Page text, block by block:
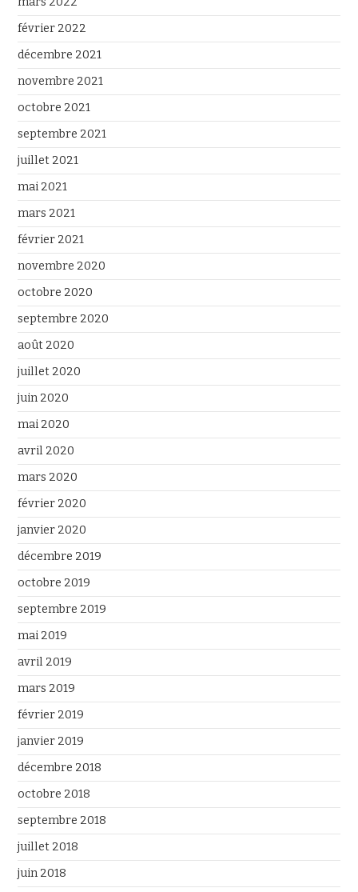
février 2022
décembre 2021
novembre 2021
octobre 2021
septembre 2021
juillet 2021
mai 2021
mars 2021
février 2021
novembre 2020
octobre 2020
septembre 2020
août 2020
juillet 2020
juin 2020
mai 2020
avril 2020
mars 2020
février 2020
janvier 2020
décembre 2019
octobre 2019
septembre 2019
mai 2019
avril 2019
mars 2019
février 2019
janvier 2019
décembre 2018
octobre 2018
septembre 2018
juillet 2018
juin 2018